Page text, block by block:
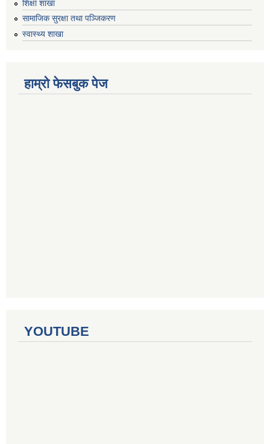
शिक्षा शाखा
सामाजिक सुरक्षा तथा पञ्जिकरण
स्वास्थ्य शाखा
हाम्रो फेसबुक पेज
YOUTUBE